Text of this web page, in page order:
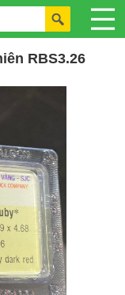
RBS3.26